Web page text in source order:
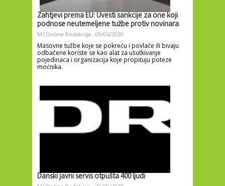
Zahtjevi prema EU: Uvesti sankcije za one koji
podnose neutemeljene tužbe protiv novinara
MCOnline Redakcija 09/06/2020
Masovne tužbe koje se pokreću i povlače ili bivaju
odbačene koriste se kao alat za ušutkivanje
pojedinaca i organizacija koje propituju poteze
moćnika.
Danski javni servis otpušta 400 ljudi